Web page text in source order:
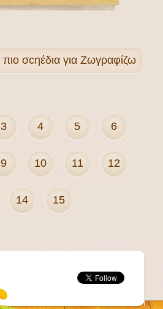
πιοσcηέδια για Ζωγραφίζω
3 4 5 6
9 10 11 12
14 15